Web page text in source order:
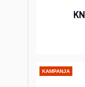
KAMPANJA